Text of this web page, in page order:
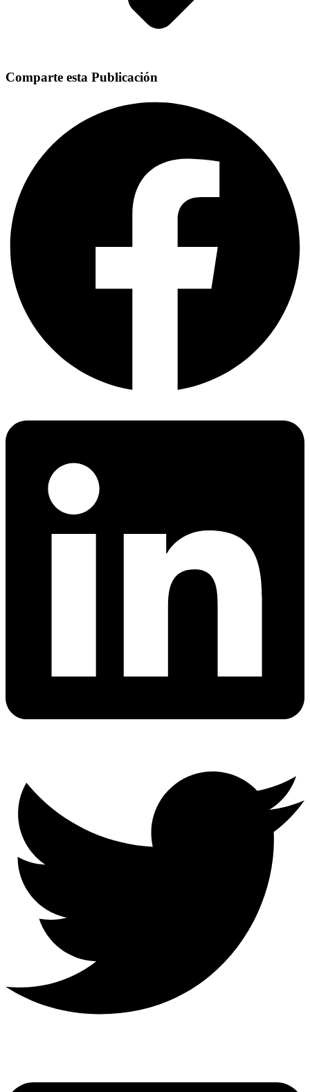
Comparte esta Publicación